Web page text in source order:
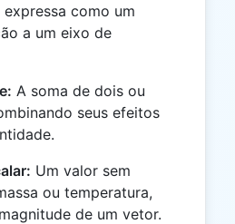
como um
a um eixo de
A soma de dois ou
seus efeitos
Um valor sem
ou temperatura,
de um vetor.